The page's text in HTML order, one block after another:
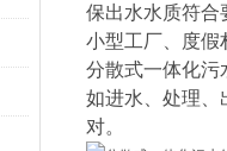
保出水水质符合
小型工厂、度假
分散式一体化污
如进水、处理、
对‌。